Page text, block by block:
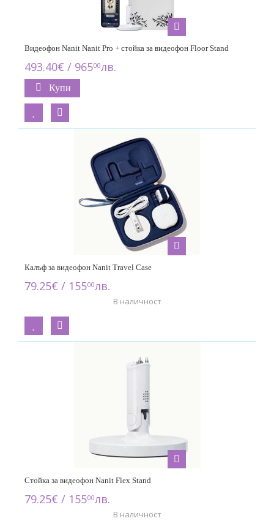
Видеофон Nanit Nanit Pro + стойка за видеофон Floor Stand
493.40€ / 96500лв.
Купи
Калъф за видеофон Nanit Travel Case
79.25€ / 15500лв.
В наличност
Стойка за видеофон Nanit Flex Stand
79.25€ / 15500лв.
В наличност